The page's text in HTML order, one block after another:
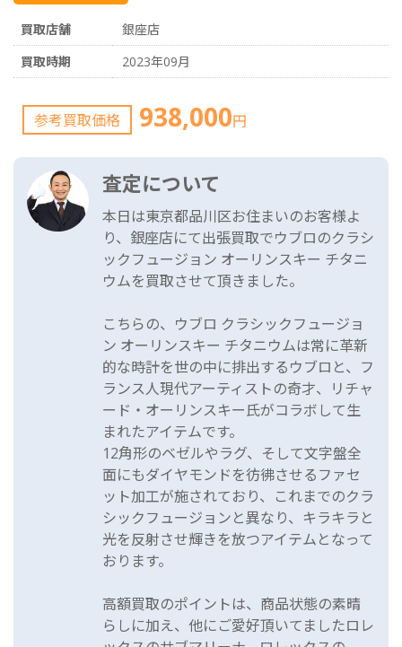
買取店舗
銀座店
買取時期
2023年09月
参考買取価格 938,000円
査定について
本日は東京都品川区お住まいのお客様よ
り、銀座店にて出張買取でウブロのクラシ
ックフュージョン オーリンスキー チタニ
ウムを買取させて頂きました。
こちらの、ウブロ クラシックフュージョ
ン オーリンスキー チタニウムは常に革新
的な時計を世の中に排出するウブロと、フ
ランス人現代アーティストの奇才、リチャ
ード・オーリンスキー氏がコラボして生
まれたアイテムです。
12角形のベゼルやラグ、そして文字盤全
面にもダイヤモンドを彷彿させるファセ
ット加工が施されており、これまでのクラ
シックフュージョンと異なり、キラキラと
光を反射させ輝きを放つアイテムとなって
おります。
高額買取のポイントは、商品状態の素晴
らしに加え、他にご愛好頂いてましたロレ